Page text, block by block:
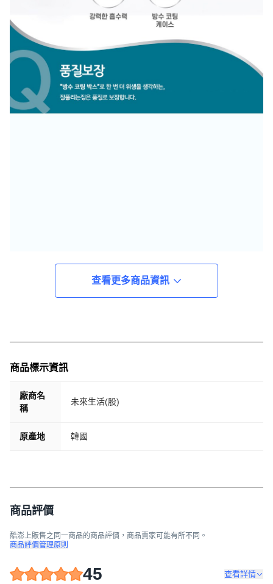
查看更多商品資訊
商品標示資訊
廠商名
稱
未來生活(股)
原產地 韓國
商品評價
酷澎上販售之同一商品的商品評價，商品賣家可能有所不同。
商品評價管理原則
45 查看詳情